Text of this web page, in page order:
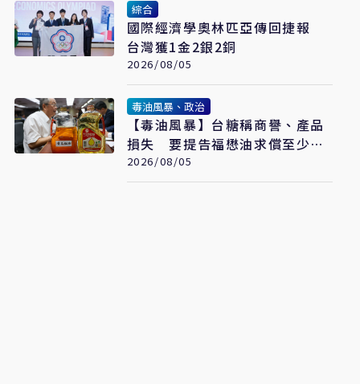
綜合
國際經濟學奧林匹亞傳回捷報
台灣獲1金2銀2銅
2026/08/05
毒油風暴、政治
【毒油風暴】台糖稱商譽、產品
損失 要提告福懋油求償至少
2.43億元
2026/08/05